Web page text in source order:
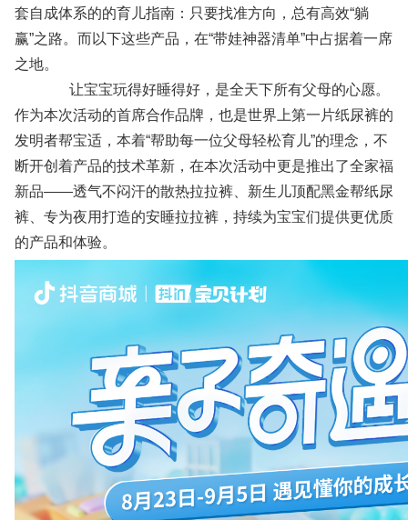
套自成体系的的育儿指南：只要找准方向，总有高效“躺
赢”之路。而以下这些产品，在“带娃神器清单”中占据着一席
之地。
让宝宝玩得好睡得好，是全天下所有父母的心愿。
作为本次活动的首席合作品牌，也是世界上第一片纸尿裤的
发明者帮宝适，本着“帮助每一位父母轻松育儿”的理念，不
断开创着产品的技术革新，在本次活动中更是推出了全家福
新品——透气不闷汗的散热拉拉裤、新生儿顶配黑金帮纸尿
裤、专为夜用打造的安睡拉拉裤，持续为宝宝们提供更优质
的产品和体验。